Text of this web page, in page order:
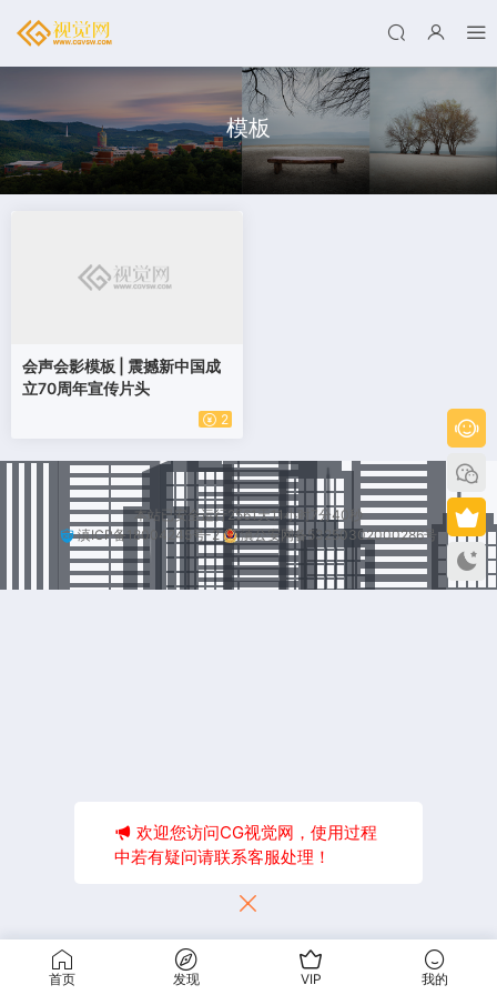
模板
会声会影模板 | 震撼新中国成
立70周年宣传片头
2
本站已安全运行2561天11小时7分40秒
滇ICP备18004245号-2
滇公安网备53250302000286号
首页 发现 VIP 我的
欢迎您访问CG视觉网，使用过程
中若有疑问请联系客服处理！